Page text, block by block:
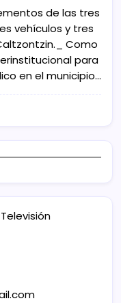
de las tres
vehículos y tres
Como
para
en el municipio…